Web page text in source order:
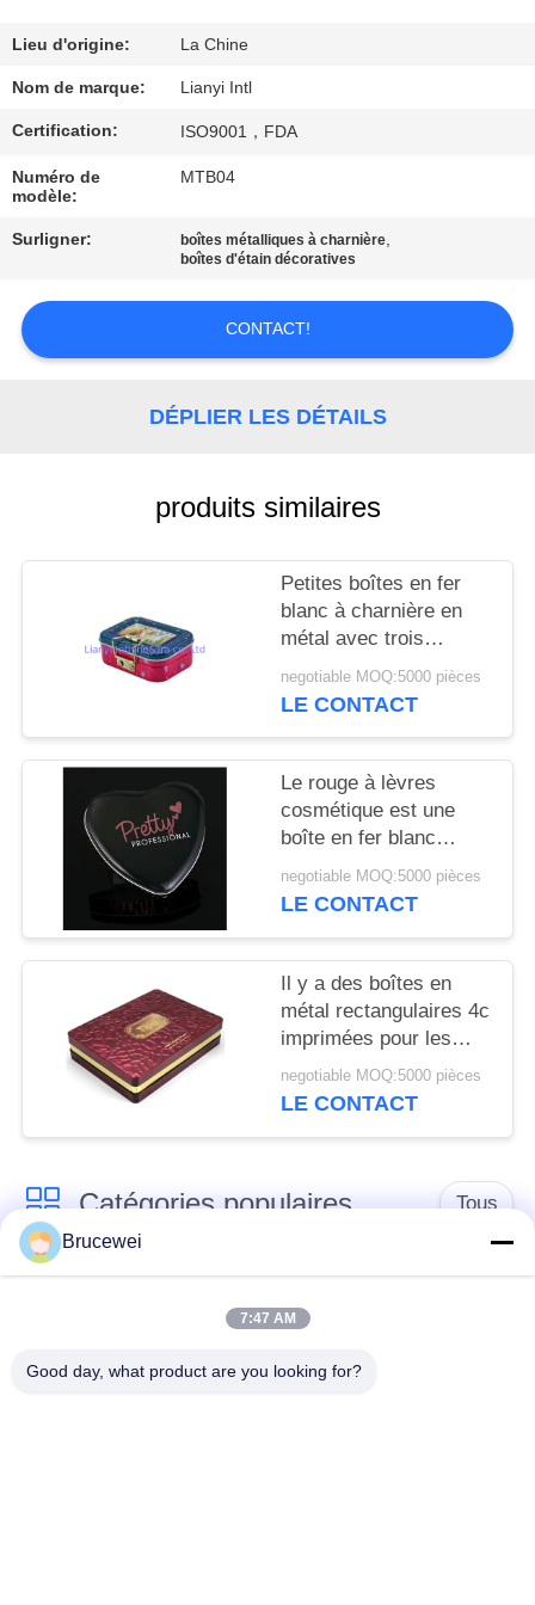
CONTRÔLE
DE
QUALITÉ
CONTACT
USA
DEMANDEZ
UNE
CITATION
SITE
PRIVACY
POLICY
Lieu d'origine: La Chine
Nom de marque: Lianyi Intl
Certification: ISO9001，FDA
Numéro de
modèle:
MTB04
Surligner: boîtes métalliques à charnière,
boîtes d'étain décoratives
CONTACT!
DÉPLIER LES DÉTAILS
produits similaires
Petites boîtes en fer
blanc à charnière en
métal avec trois
couches pour ranger
des jouets pour enfants
negotiable MOQ:5000 pièces
LE CONTACT
Le rouge à lèvres
cosmétique est une
boîte en fer blanc
métallique en forme de
cœur avec plateau
negotiable MOQ:5000 pièces
LE CONTACT
Il y a des boîtes en
métal rectangulaires 4c
imprimées pour les
cookies et les
chocolats.
negotiable MOQ:5000 pièces
LE CONTACT
Catégories populaires Tous
Boîte de
alimentaire
Brucewei
7:47 AM
Good day, what product are you looking for?